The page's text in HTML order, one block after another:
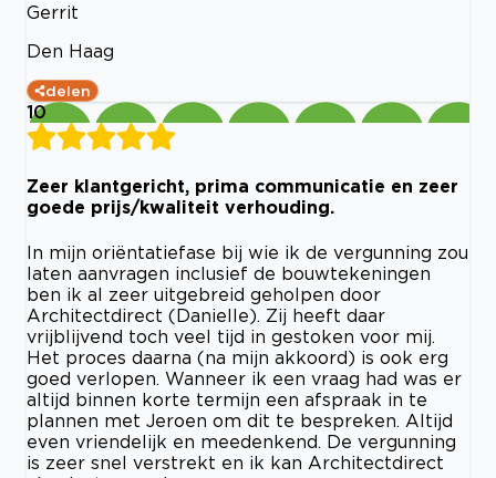
Gerrit
Den Haag
delen
10
Zeer klantgericht, prima communicatie en zeer
goede prijs/kwaliteit verhouding.
In mijn oriëntatiefase bij wie ik de vergunning zou
laten aanvragen inclusief de bouwtekeningen
ben ik al zeer uitgebreid geholpen door
Architectdirect (Danielle). Zij heeft daar
vrijblijvend toch veel tijd in gestoken voor mij.
Het proces daarna (na mijn akkoord) is ook erg
goed verlopen. Wanneer ik een vraag had was er
altijd binnen korte termijn een afspraak in te
plannen met Jeroen om dit te bespreken. Altijd
even vriendelijk en meedenkend. De vergunning
is zeer snel verstrekt en ik kan Architectdirect